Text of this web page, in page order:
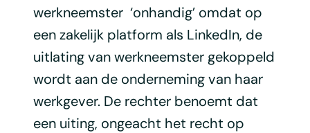
werkneemster ‘onhandig’ omdat op
een zakelijk platform als LinkedIn, de
uitlating van werkneemster gekoppeld
wordt aan de onderneming van haar
werkgever. De rechter benoemt dat
een uiting, ongeacht het recht op